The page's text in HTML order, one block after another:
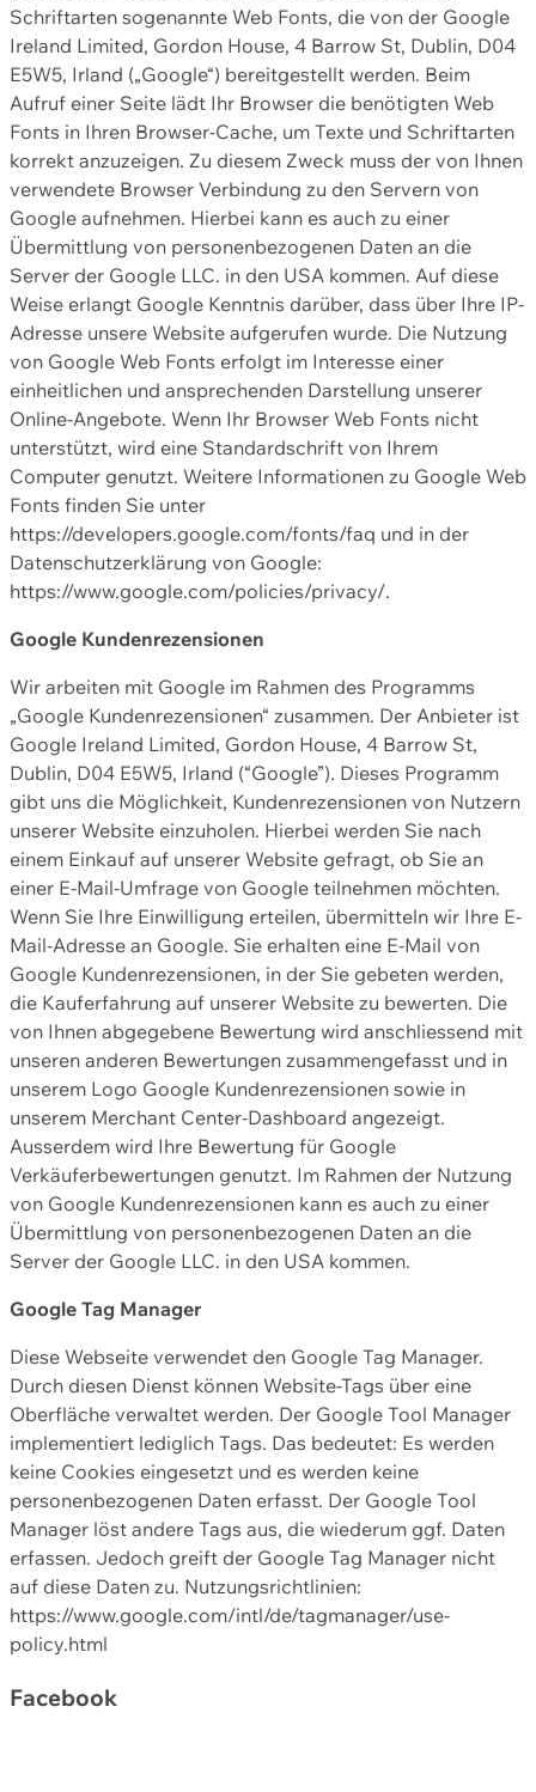
Schriftarten sogenannte Web Fonts, die von der Google
Ireland Limited, Gordon House, 4 Barrow St, Dublin, D04
E5W5, Irland („Google“) bereitgestellt werden. Beim
Aufruf einer Seite lädt Ihr Browser die benötigten Web
Fonts in Ihren Browser-Cache, um Texte und Schriftarten
korrekt anzuzeigen. Zu diesem Zweck muss der von Ihnen
verwendete Browser Verbindung zu den Servern von
Google aufnehmen. Hierbei kann es auch zu einer
Übermittlung von personenbezogenen Daten an die
Server der Google LLC. in den USA kommen. Auf diese
Weise erlangt Google Kenntnis darüber, dass über Ihre IP-
Adresse unsere Website aufgerufen wurde. Die Nutzung
von Google Web Fonts erfolgt im Interesse einer
einheitlichen und ansprechenden Darstellung unserer
Online-Angebote. Wenn Ihr Browser Web Fonts nicht
unterstützt, wird eine Standardschrift von Ihrem
Computer genutzt. Weitere Informationen zu Google Web
Fonts finden Sie unter
https://developers.google.com/fonts/faq und in der
Datenschutzerklärung von Google:
https://www.google.com/policies/privacy/.
Google Kundenrezensionen
Wir arbeiten mit Google im Rahmen des Programms
„Google Kundenrezensionen“ zusammen. Der Anbieter ist
Google Ireland Limited, Gordon House, 4 Barrow St,
Dublin, D04 E5W5, Irland (“Google”). Dieses Programm
gibt uns die Möglichkeit, Kundenrezensionen von Nutzern
unserer Website einzuholen. Hierbei werden Sie nach
einem Einkauf auf unserer Website gefragt, ob Sie an
einer E-Mail-Umfrage von Google teilnehmen möchten.
Wenn Sie Ihre Einwilligung erteilen, übermitteln wir Ihre E-
Mail-Adresse an Google. Sie erhalten eine E-Mail von
Google Kundenrezensionen, in der Sie gebeten werden,
die Kauferfahrung auf unserer Website zu bewerten. Die
von Ihnen abgegebene Bewertung wird anschliessend mit
unseren anderen Bewertungen zusammengefasst und in
unserem Logo Google Kundenrezensionen sowie in
unserem Merchant Center-Dashboard angezeigt.
Ausserdem wird Ihre Bewertung für Google
Verkäuferbewertungen genutzt. Im Rahmen der Nutzung
von Google Kundenrezensionen kann es auch zu einer
Übermittlung von personenbezogenen Daten an die
Server der Google LLC. in den USA kommen.
Google Tag Manager
Diese Webseite verwendet den Google Tag Manager.
Durch diesen Dienst können Website-Tags über eine
Oberfläche verwaltet werden. Der Google Tool Manager
implementiert lediglich Tags. Das bedeutet: Es werden
keine Cookies eingesetzt und es werden keine
personenbezogenen Daten erfasst. Der Google Tool
Manager löst andere Tags aus, die wiederum ggf. Daten
erfassen. Jedoch greift der Google Tag Manager nicht
auf diese Daten zu. Nutzungsrichtlinien:
https://www.google.com/intl/de/tagmanager/use-
policy.html
Facebook